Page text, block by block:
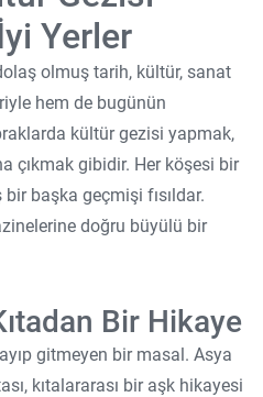
Yerler
olmuş tarih, kültür, sanat
hem de bugünün
kültür gezisi yapmak,
çıkmak gibidir. Her köşesi bir
başka geçmişi fısıldar.
doğru büyülü bir
Bir Hikaye
gitmeyen bir masal. Asya
kıtalararası bir aşk hikayesi